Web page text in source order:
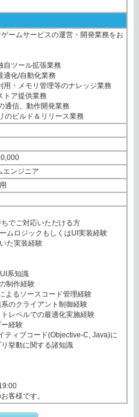
ームサービスの運営・開発業務をお
自ツール拡張業務
適化/自動化業務
用・メモリ管理等のナレッジ業務
トア提供業務
通信、動作開発業務
のビルド＆リリース業務
エンジニア
でご対応いただける方
ムロジックもしくはUI実装経験
た実装経験
系知識
制作経験
よるソースコード管理経験
系のクライアント制御経験
トレベルでの最適化実施経験
ー経験
ティブコード(Objective-C, Java)に
挙動に関する諸知識
客様です。